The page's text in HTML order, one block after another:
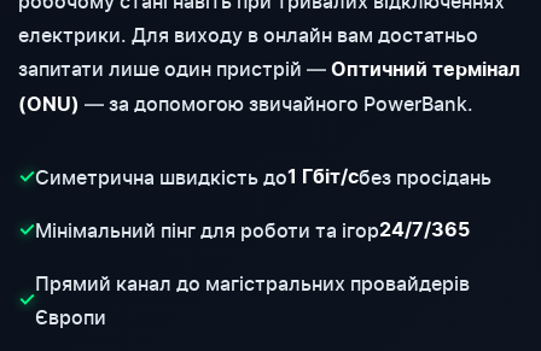
електрики. Для виходу в онлайн вам достатньо
запитати лише один пристрій — Оптичний термінал
(ONU) — за допомогою звичайного PowerBank.
✓Симетрична швидкість до1 Гбіт/сбез просідань
✓Мінімальний пінг для роботи та ігор24/7/365
✓
Прямий канал до магістральних провайдерів
Європи